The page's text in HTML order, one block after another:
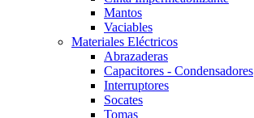
Mantos
Vaciables
Materiales Eléctricos
Abrazaderas
Capacitores - Condensadores
Interruptores
Socates
Tomas